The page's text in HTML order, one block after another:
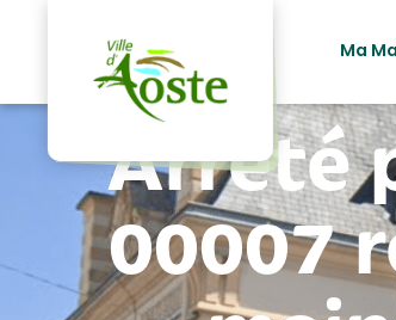
Ma
Arrêté
00007